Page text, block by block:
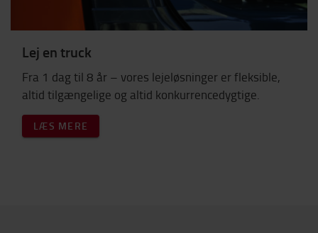
Lej en truck
Fra 1 dag til 8 år – vores lejeløsninger er fleksible,
altid tilgængelige og altid konkurrencedygtige.
LÆS MERE